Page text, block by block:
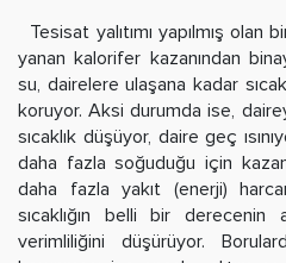
Tesisat yalıtımı yapılmış olan
yanan kalorifer kazanından
su, dairelere ulaşana kadar
koruyor. Aksi durumda ise,
sıcaklık düşüyor, daire geç
daha fazla soğuduğu için
daha fazla yakıt (enerji)
sıcaklığın belli bir derecenin
verimliliğini düşürüyor.